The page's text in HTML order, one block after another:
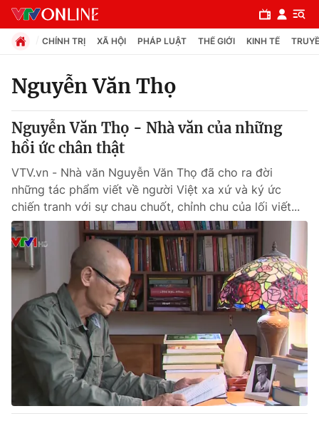
Chuyên mục
Chính trị
Xã hội
Pháp luật
Y tế
Thế giới
Tin tức
Thế giới đó đây
Câu chuyện quốc tế
Kinh tế
Tài chính
Thị trường
Dữ liệu và đời sống
CHÍNH TRỊ XÃ HỘI PHÁP LUẬT THẾ GIỚI KINH TẾ
Nguyễn Văn Thọ
Nguyễn Văn Thọ - Nhà văn của những
hồi ức chân thật
VTV.vn - Nhà văn Nguyễn Văn Thọ đã cho ra đời
những tác phẩm viết về người Việt xa xứ và ký ức
chiến tranh với sự chau chuốt, chỉnh chu của lối viết...